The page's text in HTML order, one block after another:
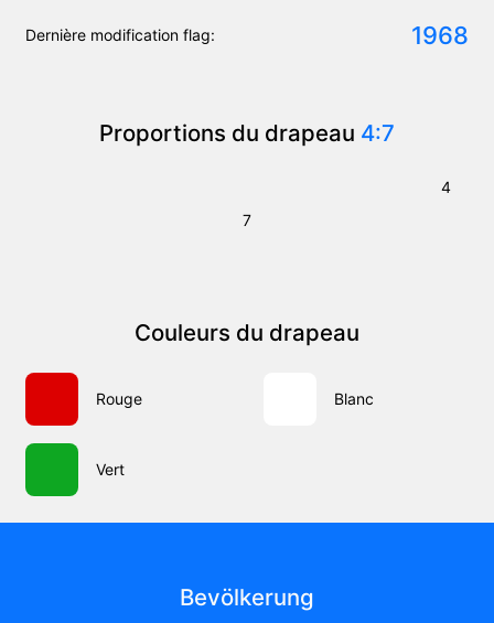
Dernière modification flag: 1968
Proportions du drapeau 4:7
7
4
Couleurs du drapeau
Rouge Blanc
Vert
Bevölkerung